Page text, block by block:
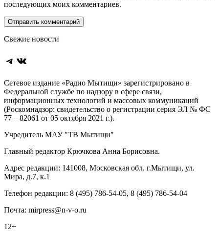
последующих моих комментариев.
Свежие новости
Telegram
ВКонтакте
Сетевое издание «Радио Мытищи» зарегистрировано в
Федеральной службе по надзору в сфере связи,
информационных технологий и массовых коммуникаций
(Роскомнадзор: свидетельство о регистрации серия ЭЛ № ФС
77 – 82061 от 05 октября 2021 г.).
Учредитель МАУ "ТВ Мытищи"
Главный редактор Крючкова Анна Борисовна.
Адрес редакции: 141008, Московская обл. г.Мытищи, ул.
Мира, д.7, к.1
Телефон редакции: 8 (495) 786-54-05, 8 (495) 786-54-04
Почта: mirpress@n-v-o.ru
12+